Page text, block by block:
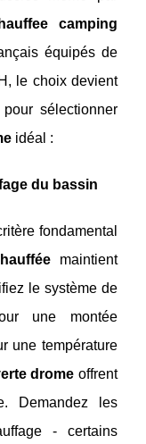
camping
équipés de
le choix devient
sélectionner
idéal :
du bassin
fondamental
maintient
le système de
une montée
une température
drome offrent
Demandez les
- certains